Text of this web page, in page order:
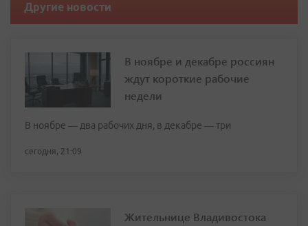
Другие новости
В ноябре и декабре россиян
ждут короткие рабочие
недели
В ноябре — два рабочих дня, в декабре — три
сегодня, 21:09
Жительнице Владивостока